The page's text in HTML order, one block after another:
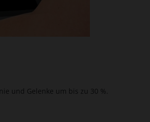
und Gelenke um bis zu 30 %.